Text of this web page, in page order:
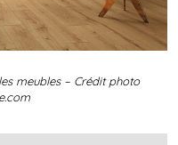
meubles – Crédit photo